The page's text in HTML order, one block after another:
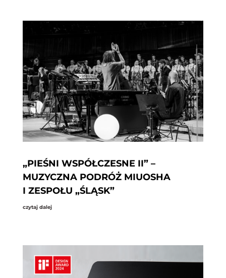
„PIEŚNI WSPÓŁCZESNE II” –
MUZYCZNA PODRÓŻ MIUOSHA
I ZESPOŁU „ŚLĄSK”
czytaj dalej